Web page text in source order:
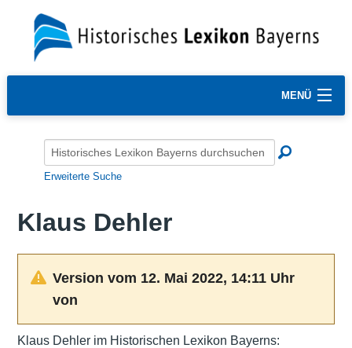
MENÜ
Erweiterte Suche
Klaus Dehler
Version vom 12. Mai 2022, 14:11 Uhr
von
Klaus Dehler im Historischen Lexikon Bayerns: